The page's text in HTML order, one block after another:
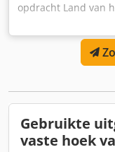
opdracht Land van
Leasetarief: €
N/mm²): 6 mm
25/min Hoek: 90°
950 mm Breedte:
2 neerhouders 2
normen
Gebruikte
vaste hoek